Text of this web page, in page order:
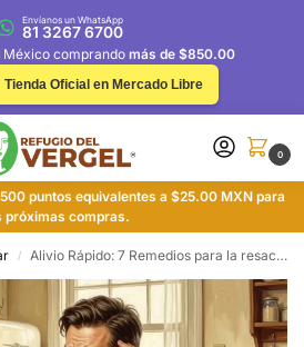
Envíanos un WhatsApp
81 3267 6700
México comprando más de $850.00
Tienda Oficial en Mercado Libre
0
500 puntos equivalentes a $25.00 MXN para
próximas compras.
/ Alivio Rápido: 7 Remedios para la resaca caseros que Sí Funcionan